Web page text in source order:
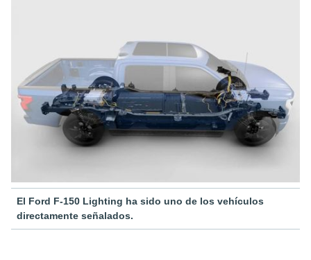
El Ford F-150 Lighting ha sido uno de los vehículos
directamente señalados.